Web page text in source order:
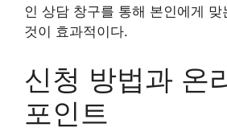
인 상담 창구를 통해 본인에게
것이 효과적이다.
신청 방법과 온
포인트